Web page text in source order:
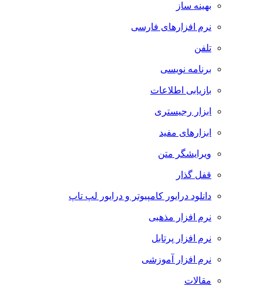
بهینه ساز
نرم افزارهای فارسی
تلفن
برنامه نویسی
بازیابی اطلاعات
ابزار رجیستری
ابزارهای مفید
ویرایشگر متن
قفل گذار
دانلود درایور کامپیوتر و درایور لپ تاپ
نرم افزار مذهبی
نرم افزار پرتابل
نرم افزار آموزشی
مقالات